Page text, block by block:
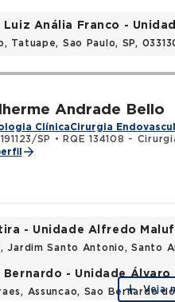
Anália Franco -
Tatuape, Sao Paulo, SP,
Andrade Bello
ClínicaCirurgia
SP
•
RQE 134108 -
- Unidade Alfredo Maluf
Jardim Santo Antonio, Santo
Bernardo - Unidade Álvaro
Assuncao, Sao BernardoVeja